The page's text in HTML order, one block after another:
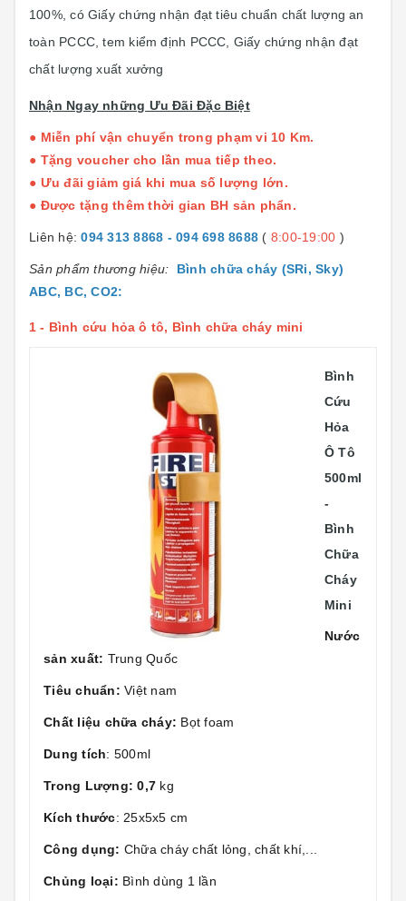
100%, có Giấy chứng nhận đạt tiêu chuẩn chất lượng an
toàn PCCC, tem kiểm định PCCC, Giấy chứng nhận đạt
chất lượng xuất xưởng
Nhận Ngay những Ưu Đãi Đặc Biệt
● Miễn phí vận chuyển trong phạm vi 10 Km.
● Tặng voucher cho lần mua tiếp theo.
● Ưu đãi giảm giá khi mua số lượng lớn.
● Được tặng thêm thời gian BH sản phẩn.
Liên hệ:094 313 8868 - 094 698 8688 ( 8:00-19:00 )
Sản phẩm thương hiệu:
Bình chữa cháy (SRi, Sky)
ABC, BC, CO2:
1 - Bình cứu hỏa ô tô, Bình chữa cháy mini
Bình
Cứu
Hỏa
Ô Tô
500ml
-
Bình
Chữa
Cháy
Mini
Nước
sản xuất: Trung Quốc
Tiêu chuẩn: Việt nam
Chất liệu chữa cháy: Bọt foam
Dung tích: 500ml
Trong Lượng: 0,7 kg
Kích thước: 25x5x5 cm
Công dụng: Chữa cháy chất lỏng, chất khí,...
Chủng loại: Bình dùng 1 lần